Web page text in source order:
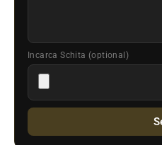
Incarca Schita (optional)